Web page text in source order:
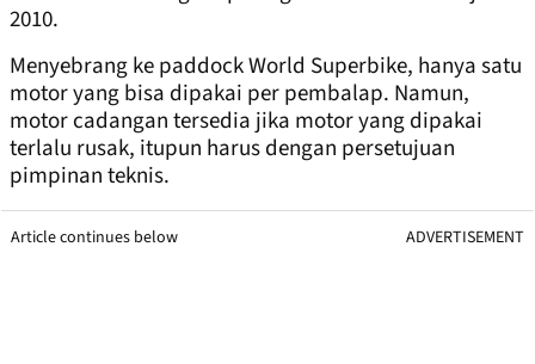
2010.
Menyebrang ke paddock World Superbike, hanya satu
motor yang bisa dipakai per pembalap. Namun,
motor cadangan tersedia jika motor yang dipakai
terlalu rusak, itupun harus dengan persetujuan
pimpinan teknis.
Article continues below ADVERTISEMENT